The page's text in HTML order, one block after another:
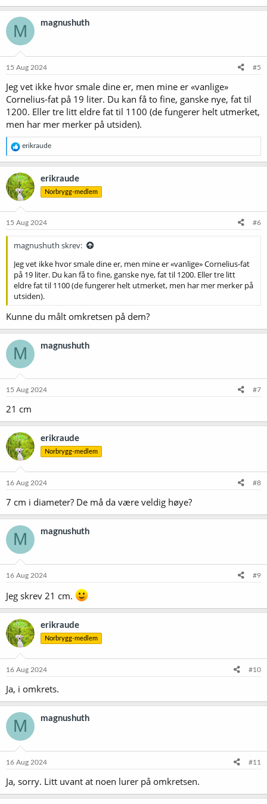
M magnushuth
15 Aug 2024 #5
Jeg vet ikke hvor smale dine er, men mine er «vanlige»
Cornelius-fat på 19 liter. Du kan få to fine, ganske nye, fat til
1200. Eller tre litt eldre fat til 1100 (de fungerer helt utmerket,
men har mer merker på utsiden).
R
e
a
k
s
j
o
e
erikraude
erikraude
Norbrygg-medlem
15 Aug 2024 #6
magnushuth skrev:
Jeg vet ikke hvor smale dine er, men mine er «vanlige» Cornelius-fat
på 19 liter. Du kan få to fine, ganske nye, fat til 1200. Eller tre litt
eldre fat til 1100 (de fungerer helt utmerket, men har mer merker på
utsiden).
Kunne du målt omkretsen på dem?
M magnushuth
15 Aug 2024 #7
21 cm
erikraude
Norbrygg-medlem
16 Aug 2024 #8
7 cm i diameter? De må da være veldig høye?
M magnushuth
16 Aug 2024 #9
Jeg skrev 21 cm.
erikraude
Norbrygg-medlem
16 Aug 2024 #10
Ja, i omkrets.
M magnushuth
16 Aug 2024 #11
Ja, sorry. Litt uvant at noen lurer på omkretsen.